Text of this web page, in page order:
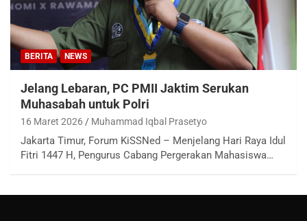
BERITA NEWS
Jelang Lebaran, PC PMII Jaktim Serukan
Muhasabah untuk Polri
16 Maret 2026 Muhammad Iqbal Prasetyo
Jakarta Timur, Forum KiSSNed – Menjelang Hari Raya Idul
Fitri 1447 H, Pengurus Cabang Pergerakan Mahasiswa…